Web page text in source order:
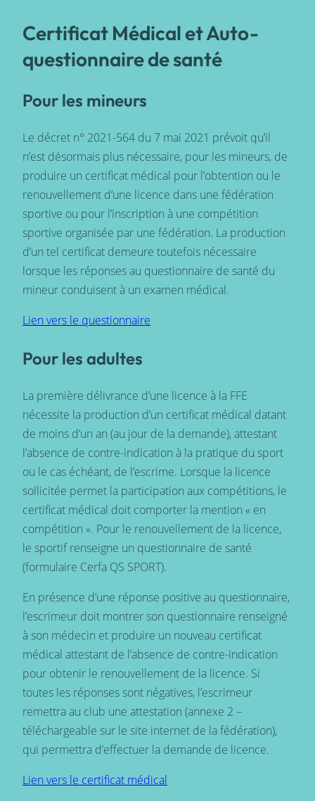
Certificat Médical et Auto-
questionnaire de santé
Pour les mineurs
Le décret n° 2021-564 du 7 mai 2021 prévoit qu’il
n’est désormais plus nécessaire, pour les mineurs, de
produire un certificat médical pour l’obtention ou le
renouvellement d’une licence dans une fédération
sportive ou pour l’inscription à une compétition
sportive organisée par une fédération. La production
d’un tel certificat demeure toutefois nécessaire
lorsque les réponses au questionnaire de santé du
mineur conduisent à un examen médical.
Lien vers le questionnaire
Pour les adultes
La première délivrance d’une licence à la FFE
nécessite la production d’un certificat médical datant
de moins d’un an (au jour de la demande), attestant
l’absence de contre-indication à la pratique du sport
ou le cas échéant, de l’escrime. Lorsque la licence
sollicitée permet la participation aux compétitions, le
certificat médical doit comporter la mention « en
compétition ». Pour le renouvellement de la licence,
le sportif renseigne un questionnaire de santé
(formulaire Cerfa QS SPORT).
En présence d’une réponse positive au questionnaire,
l’escrimeur doit montrer son questionnaire renseigné
à son médecin et produire un nouveau certificat
médical attestant de l’absence de contre-indication
pour obtenir le renouvellement de la licence. Si
toutes les réponses sont négatives, l’escrimeur
remettra au club une attestation (annexe 2 –
téléchargeable sur le site internet de la fédération),
qui permettra d’effectuer la demande de licence.
Lien vers le certificat médical